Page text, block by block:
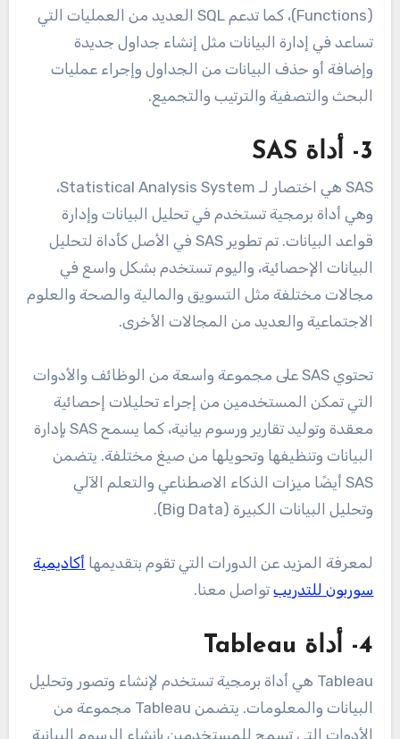
(Functions)، كما تدعم SQL العديد من العمليات التي
تساعد في إدارة البيانات مثل إنشاء جداول جديدة
وإضافة أو حذف البيانات من الجداول وإجراء عمليات
البحث والتصفية والترتيب والتجميع.
3- أداة SAS
SAS هي اختصار لـ Statistical Analysis System،
وهي أداة برمجية تستخدم في تحليل البيانات وإدارة
قواعد البيانات. تم تطوير SAS في الأصل كأداة لتحليل
البيانات الإحصائية، واليوم تستخدم بشكل واسع في
مجالات مختلفة مثل التسويق والمالية والصحة والعلوم
الاجتماعية والعديد من المجالات الأخرى.
تحتوي SAS على مجموعة واسعة من الوظائف والأدوات
التي تمكن المستخدمين من إجراء تحليلات إحصائية
معقدة وتوليد تقارير ورسوم بيانية، كما يسمح SAS بإدارة
البيانات وتنظيفها وتحويلها من صيغ مختلفة. يتضمن
SAS أيضًا ميزات الذكاء الاصطناعي والتعلم الآلي
وتحليل البيانات الكبيرة (Big Data).
لمعرفة المزيد عن الدورات التي تقوم بتقديمها أكاديمية
سوربون للتدريبتواصل معنا.
4- أداة Tableau
Tableau هي أداة برمجية تستخدم لإنشاء وتصور وتحليل
البيانات والمعلومات. يتضمن Tableau مجموعة من
الأدوات التي تسمح للمستخدمين بإنشاء الرسوم البيانية